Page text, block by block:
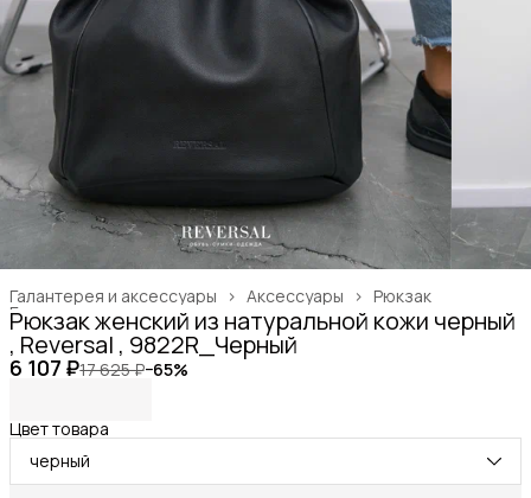
Рюкзак
Аксессуары ›
Галантерея и аксессуары ›
Главная ›
Рюкзак женский из натуральной кожи черный
, Reversal , 9822R_Черный
6 107 ₽17 625 ₽−65%
Цвет товара
черный